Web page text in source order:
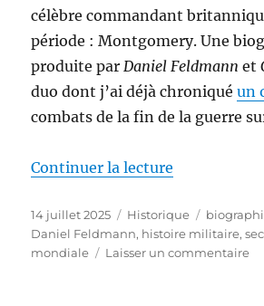
célèbre commandant
période : Montgomery. Une
produite parDaniel Feldmann et
duo dont j’ai déjà chroniquéun
combats de la fin de la guerre
Continuer la lecture
Publié
le
14 juillet 2025 Catégories
Historique
Daniel Feldmann, histoire militaire,
mondiale
Laisser un commentairesur